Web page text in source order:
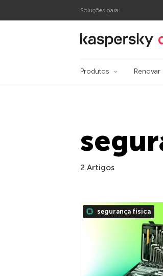
Soluções para:
Produtos Renovar
2 Artigos
segurança física